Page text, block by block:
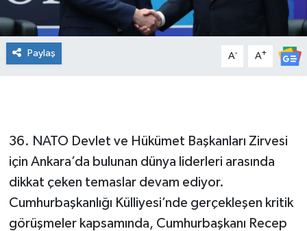
Paylaş A- A+
36. NATO Devlet ve Hükümet Başkanları Zirvesi
için Ankara’da bulunan dünya liderleri arasında
dikkat çeken temaslar devam ediyor.
Cumhurbaşkanlığı Külliyesi’nde gerçekleşen kritik
görüşmeler kapsamında, Cumhurbaşkanı Recep